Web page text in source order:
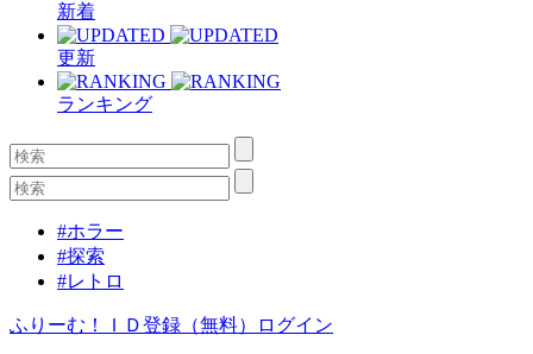
新着
更新
ランキング
#ホラー
#探索
#レトロ
ふりーむ！ＩＤ登録（無料） ログイン